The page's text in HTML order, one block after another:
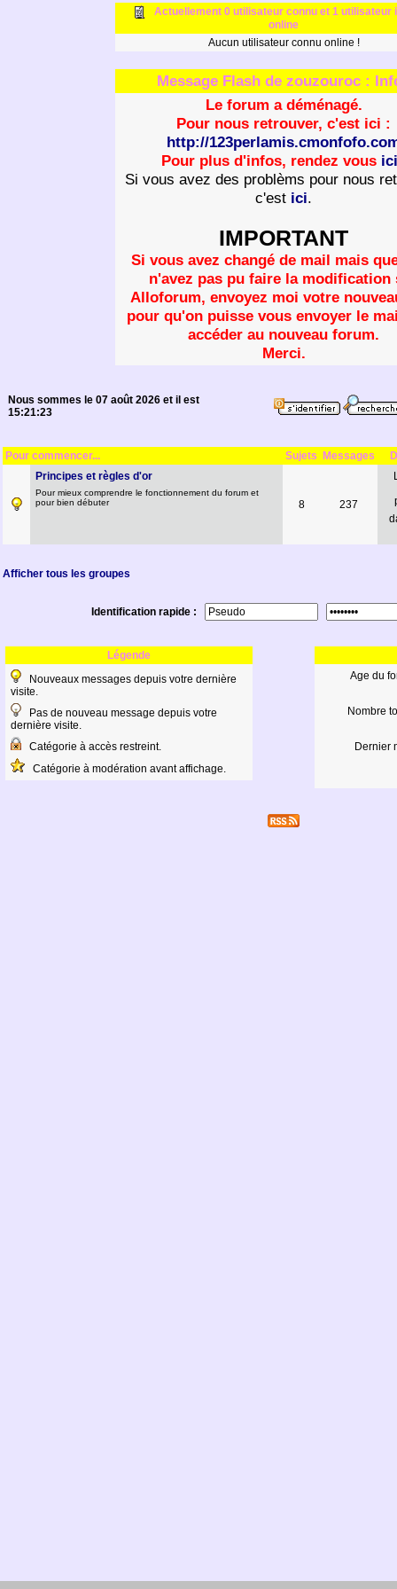
Actuellement 0 utilisateur connu et 1 utilisateur
online
Aucun utilisateur connu online !
Message Flash de zouzouroc :
Le forum a déménagé.
Pour nous retrouver, c'est ici :
http://
Pour plus d'infos, rendez vous ici
Si vous avez des problèms pour nous
c'est ici.
IMPORTANT
Si vous avez changé de mail mais
n'avez pas pu faire la modification
Alloforum, envoyez moi votre
pour qu'on puisse vous envoyer le
accéder au nouveau forum.
Merci.
Nous sommes le 07 août 2026 et il est
15:21:23
Pour commencer... Sujets Messages
Principes et règles d'or
Pour mieux comprendre le fonctionnement du forum et
pour bien débuter
8 237
Afficher tous les groupes
Identification rapide :
Légende
Nouveaux messages depuis votre dernière
visite.
Pas de nouveau message depuis votre
dernière visite.
Catégorie à accès restreint.
Catégorie à modération avant affichage.
Age du
Nombre
Dernier